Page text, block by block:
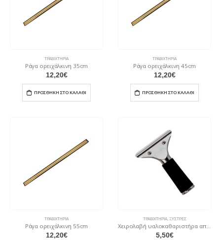
ΤΡΑΒΙΧΤΉΡΙΑ
Ράγα ορειχάλκινη 35cm
12,20€
ΠΡΟΣΘΉΚΗ ΣΤΟ ΚΑΛΆΘΙ
ΤΡΑΒΙΧΤΉΡΙΑ
Ράγα ορειχάλκινη 45cm
12,20€
ΠΡΟΣΘΉΚΗ ΣΤΟ ΚΑΛΆΘΙ
ΤΡΑΒΙΧΤΉΡΙΑ
Ράγα ορειχάλκινη 55cm
12,20€
ΤΡΑΒΙΧΤΉΡΙΑ, ΞΎΣΤΡΕΣ
5,50€